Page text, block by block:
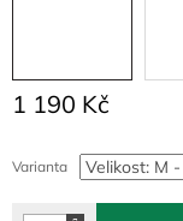
1 190 Kč
cena:
Varianta